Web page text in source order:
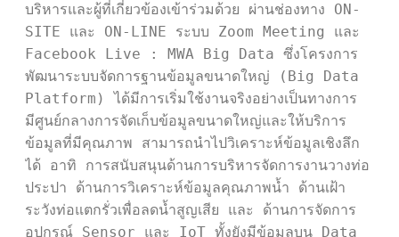
บริหารและผู้ที่เกี่ยวข้องเข้าร่วมด้วย ผ่านช่องทาง ON-
SITE และ ON-LINE ระบบ Zoom Meeting และ
Facebook Live : MWA Big Data ซึ่งโครงการ
พัฒนาระบบจัดการฐานข้อมูลขนาดใหญ่ (Big Data
Platform) ได้มีการเริ่มใช้งานจริงอย่างเป็นทางการ
มีศูนย์กลางการจัดเก็บข้อมูลขนาดใหญ่และให้บริการ
ข้อมูลที่มีคุณภาพ สามารถนำไปวิเคราะห์ข้อมูลเชิงลึก
ได้ อาทิ การสนับสนุนด้านการบริหารจัดการงานวางท่อ
ประปา ด้านการวิเคราะห์ข้อมูลคุณภาพน้ำ ด้านเฝ้า
ระวังท่อแตกรั่วเพื่อลดน้ำสูญเสีย และ ด้านการจัดการ
อุปกรณ์ Sensor และ IoT ทั้งยังมีข้อมูลบน Data